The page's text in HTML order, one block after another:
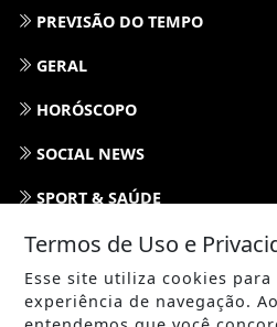
PREVISÃO DO TEMPO
GERAL
HORÓSCOPO
SOCIAL NEWS
SPORT & SAÚDE
/ NAVEGUE
INÍCIO
Termos de Uso e
Esse site utiliza cookies
experiência de navegação.